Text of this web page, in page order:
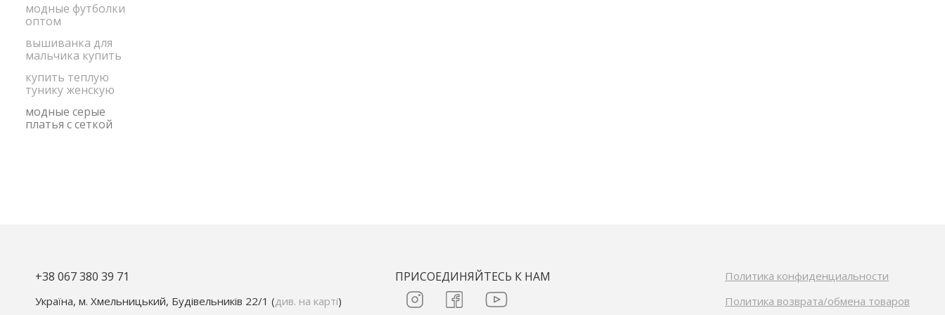
модные футболки
оптом
вышиванка для
мальчика купить
купить теплую
тунику женскую
модные серые
платья с сеткой
+38 067 380 39 71
Україна, м. Хмельницький, Будівельників 22/1 (див. на карті)
ПРИСОЕДИНЯЙТЕСЬ К НАМ
Политика конфиденциальности
Политика возврата/обмена товаров